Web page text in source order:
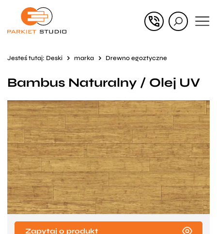
Przejdź
Przejdź
stopce
Jesteś tutaj: Deski marka Drewno egoztyczne
Bambus Naturalny / Olej UV
Zapytaj o produkt